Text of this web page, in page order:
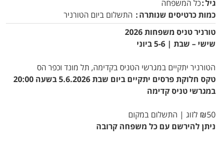
גיל כל המשפחה
כמות כרטיסים שנותרה
התשלום ביום הטורניר
טורניר טניס משפחות 2026
שישי – שבת | 5-6 ביוני
הטורניר יתקיים במגרשי הטניס בקדימה, תל מונד וכפר הס
טקס חלוקת פרסים יתקיים ביום שבת 5.6.2026 בשעה 20:00
במגרשי טניס קדימה
₪50 לזוג | התשלום במקום
ניתן להירשם עם כל משפחה קרובה